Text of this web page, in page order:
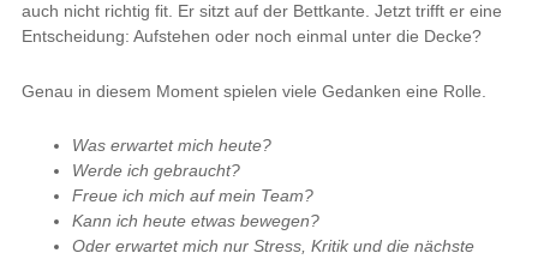
auch nicht richtig fit. Er sitzt auf der Bettkante. Jetzt trifft er eine
Entscheidung: Aufstehen oder noch einmal unter die Decke?
Genau in diesem Moment spielen viele Gedanken eine Rolle.
Was erwartet mich heute?
Werde ich gebraucht?
Freue ich mich auf mein Team?
Kann ich heute etwas bewegen?
Oder erwartet mich nur Stress, Kritik und die nächste